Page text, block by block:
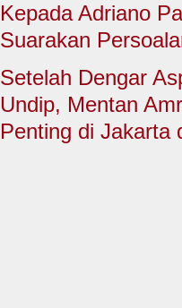
Kepada Adriano
Suarakan
Setelah Dengar
Undip, Mentan
Penting di Jakarta